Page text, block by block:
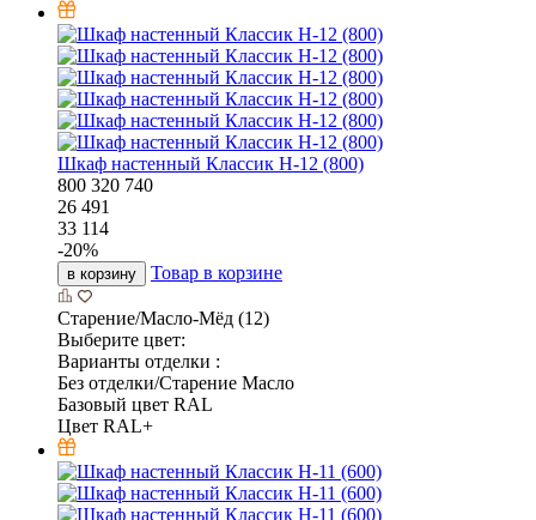
Шкаф настенный Классик Н-12 (800)
800 320 740
26 491
33 114
-20%
в корзину Товар в корзине
Старение/Масло-Мёд (12)
Выберите цвет:
Варианты отделки :
Без отделки/Старение Масло
Базовый цвет RAL
Цвет RAL+